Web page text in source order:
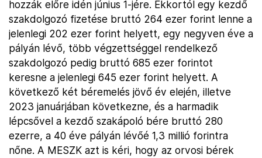
hozzák előre idén június 1-jére. Ekkortól egy kezdő
szakdolgozó fizetése bruttó 264 ezer forint lenne a
jelenlegi 202 ezer forint helyett, egy negyven éve a
pályán lévő, több végzettséggel rendelkező
szakdolgozó pedig bruttó 685 ezer forintot
keresne a jelenlegi 645 ezer forint helyett. A
következő két béremelés jövő év elején, illetve
2023 januárjában következne, és a harmadik
lépcsővel a kezdő szakápoló bére bruttó 280
ezerre, a 40 éve pályán lévőé 1,3 millió forintra
nőne. A MESZK azt is kéri, hogy az orvosi bérek